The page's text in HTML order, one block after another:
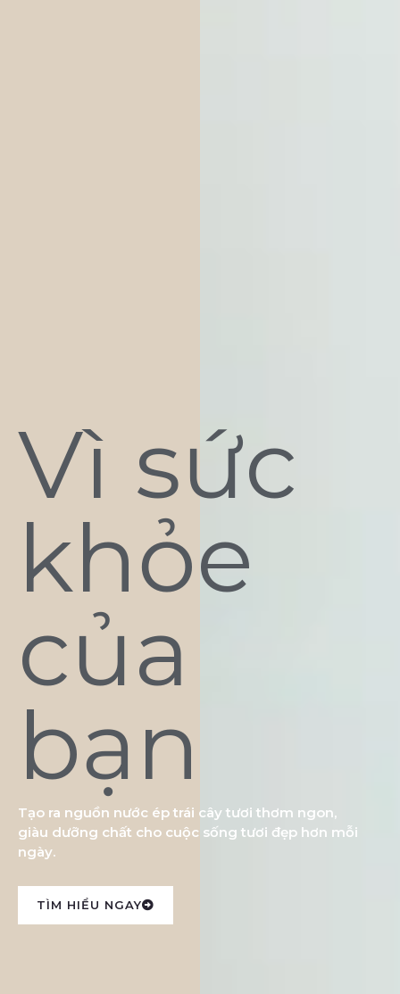
Vì sức
khỏe
của
bạn
Tạo ra nguồn nước ép trái cây tươi thơm ngon,
giàu dưỡng chất cho cuộc sống tươi đẹp hơn mỗi
ngày.
TÌM HIỂU NGAY